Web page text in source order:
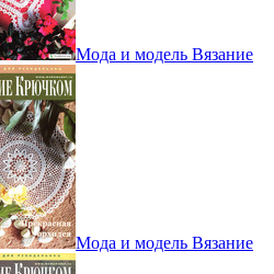
Мода и модель Вязание
Мода и модель Вязание